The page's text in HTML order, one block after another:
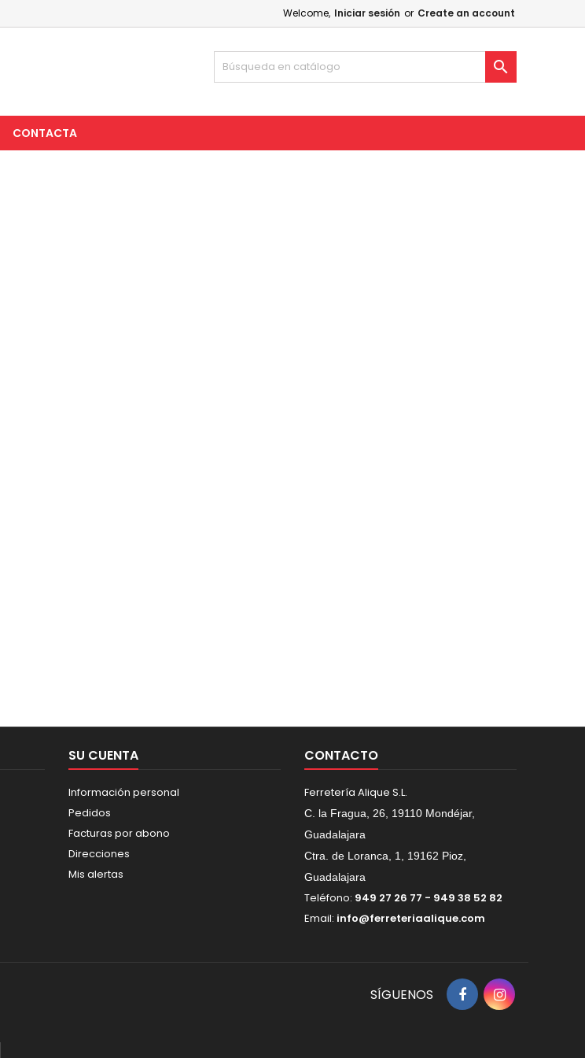
Welcome, Iniciar sesión or Create an account

CONTACTA
SU CUENTA
Información personal
Pedidos
Facturas por abono
Direcciones
Mis alertas
CONTACTO
Ferretería Alique S.L.
C. la Fragua, 26, 19110 Mondéjar,
Guadalajara
Ctra. de Loranca, 1, 19162 Pioz,
Guadalajara
Teléfono: 949 27 26 77 - 949 38 52 82
Email: info@ferreteriaalique.com
SÍGUENOS